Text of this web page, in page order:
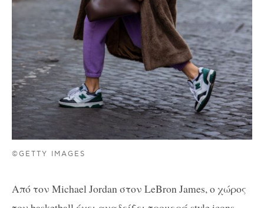
©GETTY IMAGES
Από τον Michael Jordan στον LeBron James, ο χώρος